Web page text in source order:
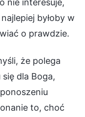
byłoby w
o prawdzie.
że polega
dla Boga,
to, choć